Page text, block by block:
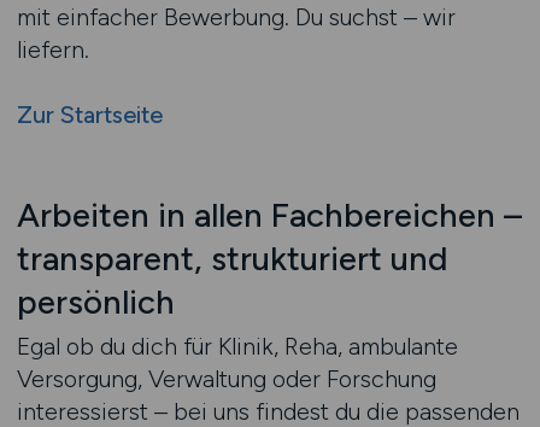
mit einfacher Bewerbung. Du suchst – wir
liefern.
Zur Startseite
Arbeiten in allen Fachbereichen –
transparent, strukturiert und
persönlich
Egal ob du dich für Klinik, Reha, ambulante
Versorgung, Verwaltung oder Forschung
interessierst – bei uns findest du die passenden